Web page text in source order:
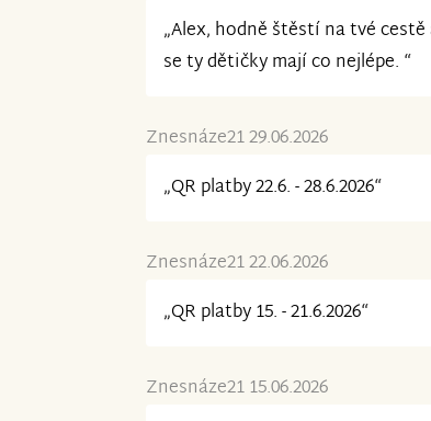
„Alex, hodně štěstí na tvé
se ty dětičky mají co nejlépe. “
Znesnáze21 29.06.2026
„QR platby 22.6. - 28.6.2026“
Znesnáze21 22.06.2026
„QR platby 15. - 21.6.2026“
Znesnáze21 15.06.2026